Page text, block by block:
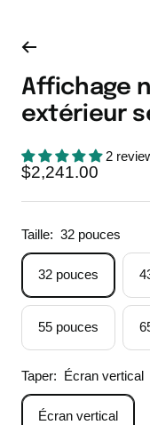
Affichage
extérieur
2
Prix
de
vente
$2,241.00
Taille: 32 pouces
32 pouces
55 pouces
Taper: Écran vertical
Écran vertical